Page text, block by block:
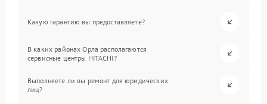
Какую гарантию вы предоставляете?
В каких районах Орла располагаются
сервисные центры HITACHI?
Выполняете ли вы ремонт для юридических
лиц?